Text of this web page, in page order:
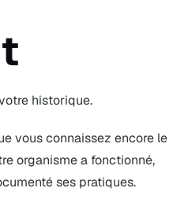
historique.
vous connaissez encore le
organisme a fonctionné,
ses pratiques.